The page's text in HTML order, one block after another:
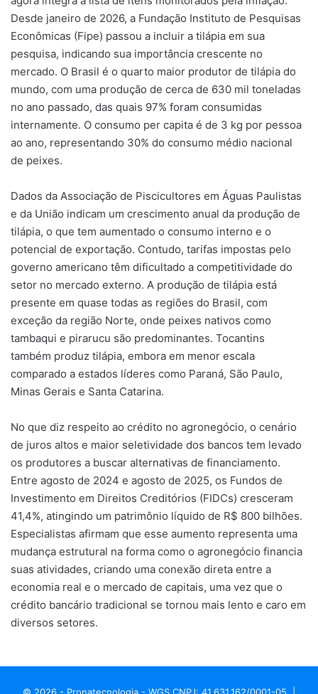
Desde janeiro de 2026, a Fundação Instituto de Pesquisas
Econômicas (Fipe) passou a incluir a tilápia em sua
pesquisa, indicando sua importância crescente no
mercado. O Brasil é o quarto maior produtor de tilápia do
mundo, com uma produção de cerca de 630 mil toneladas
no ano passado, das quais 97% foram consumidas
internamente. O consumo per capita é de 3 kg por pessoa
ao ano, representando 30% do consumo médio nacional
de peixes.
Dados da Associação de Piscicultores em Águas Paulistas
e da União indicam um crescimento anual da produção de
tilápia, o que tem aumentado o consumo interno e o
potencial de exportação. Contudo, tarifas impostas pelo
governo americano têm dificultado a competitividade do
setor no mercado externo. A produção de tilápia está
presente em quase todas as regiões do Brasil, com
exceção da região Norte, onde peixes nativos como
tambaqui e pirarucu são predominantes. Tocantins
também produz tilápia, embora em menor escala
comparado a estados líderes como Paraná, São Paulo,
Minas Gerais e Santa Catarina.
No que diz respeito ao crédito no agronegócio, o cenário
de juros altos e maior seletividade dos bancos tem levado
os produtores a buscar alternativas de financiamento.
Entre agosto de 2024 e agosto de 2025, os Fundos de
Investimento em Direitos Creditórios (FIDCs) cresceram
41,4%, atingindo um patrimônio líquido de R$ 800 bilhões.
Especialistas afirmam que esse aumento representa uma
mudança estrutural na forma como o agronegócio financia
suas atividades, criando uma conexão direta entre a
economia real e o mercado de capitais, uma vez que o
crédito bancário tradicional se tornou mais lento e caro em
diversos setores.